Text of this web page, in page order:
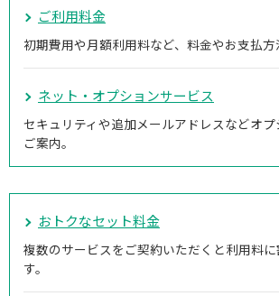
ご利用料金
初期費用や月額利用料など、料金やお支払方
ネット・オプションサービス
セキュリティや追加メールアドレスなどオ
ご案内。
おトクなセット料金
複数のサービスをご契約いただくと利用料
す。